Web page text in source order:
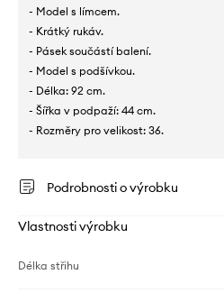
- Model s límcem.
- Krátký rukáv.
- Pásek součástí balení.
- Model s podšívkou.
- Délka: 92 cm.
- Šířka v podpaží: 44 cm.
- Rozměry pro velikost: 36.
Podrobnosti o výrobku
Vlastnosti výrobku
Délka střihu